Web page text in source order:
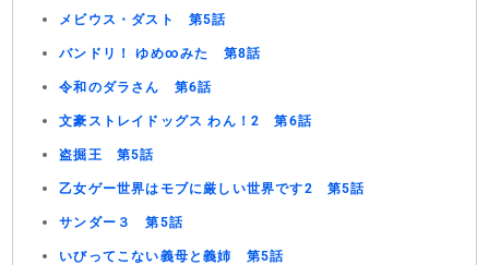
メビウス・ダスト 第5話
バンドリ！ ゆめ∞みた 第8話
令和のダラさん 第6話
文豪ストレイドッグス わん！2 第6話
盗掘王 第5話
乙女ゲー世界はモブに厳しい世界です2 第5話
サンダー３ 第5話
いびってこない義母と義姉 第5話